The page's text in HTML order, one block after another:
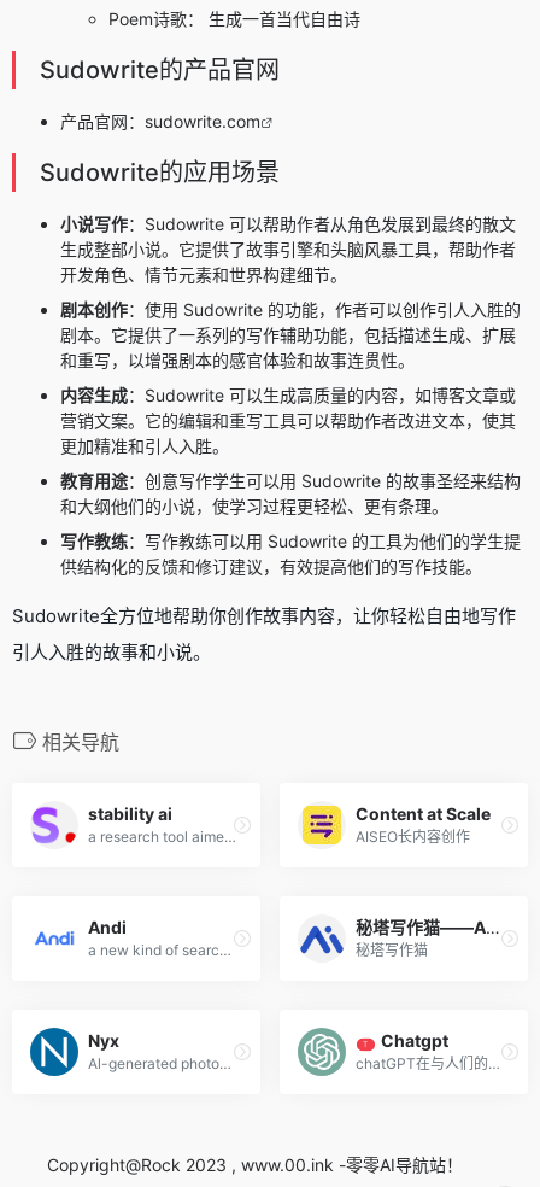
Poem诗歌： 生成一首当代自由诗
Sudowrite的产品官网
产品官网： sudowrite.com
Sudowrite的应用场景
小说写作：Sudowrite 可以帮助作者从角色发展到最终的散文
生成整部小说。它提供了故事引擎和头脑风暴工具，帮助作者
开发角色、情节元素和世界构建细节。
剧本创作：使用 Sudowrite 的功能，作者可以创作引人入胜的
剧本。它提供了一系列的写作辅助功能，包括描述生成、扩展
和重写，以增强剧本的感官体验和故事连贯性。
内容生成：Sudowrite 可以生成高质量的内容，如博客文章或
营销文案。它的编辑和重写工具可以帮助作者改进文本，使其
更加精准和引人入胜。
教育用途：创意写作学生可以用 Sudowrite 的故事圣经来结构
和大纲他们的小说，使学习过程更轻松、更有条理。
写作教练：写作教练可以用 Sudowrite 的工具为他们的学生提
供结构化的反馈和修订建议，有效提高他们的写作技能。
Sudowrite全方位地帮助你创作故事内容，让你轻松自由地写作
引人入胜的故事和小说。
相关导航
stability ai
a research tool aimed at making our language models as helpful and safe as possible.
Content at Scale
AISEO长内容创作
Andi
a new kind of search engine using generative AI
秘塔写作猫——AI智能写作工具
秘塔写作猫
Nyx
Al-generated photography
T Chatgpt
chatGPT在与人们的对话中可以理解较为复杂的语句内容，比如有多层语法嵌套的句子。同时，ChatGPT拥有一定联系上下文理解语境的能力，可以针对一个问题不断深入交流。
Copyright@Rock 2023 , www.00.ink -零零AI导航站！